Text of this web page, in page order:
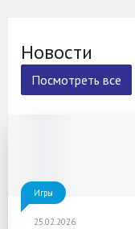
Новости
Посмотреть все
Игры
25.02.2026